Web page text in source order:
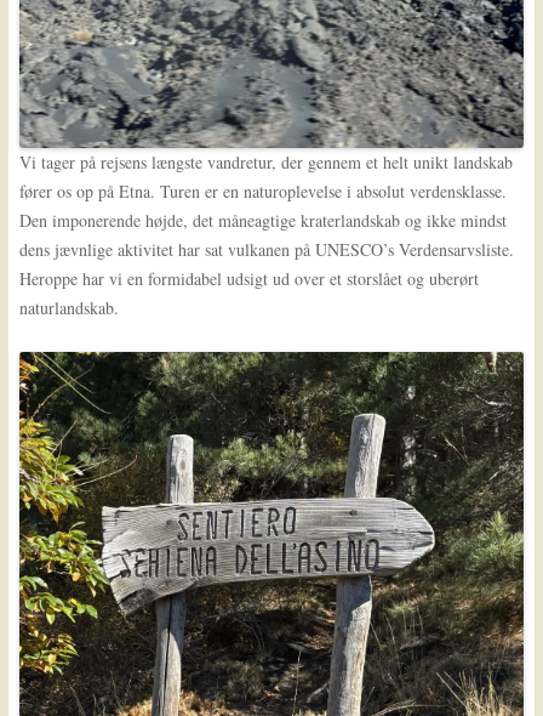
Vi tager på rejsens længste vandretur, der gennem et helt unikt landskab
fører os op på Etna. Turen er en naturoplevelse i absolut verdensklasse.
Den imponerende højde, det måneagtige kraterlandskab og ikke mindst
dens jævnlige aktivitet har sat vulkanen på UNESCO’s Verdensarvsliste.
Heroppe har vi en formidabel udsigt ud over et storslået og uberørt
naturlandskab.